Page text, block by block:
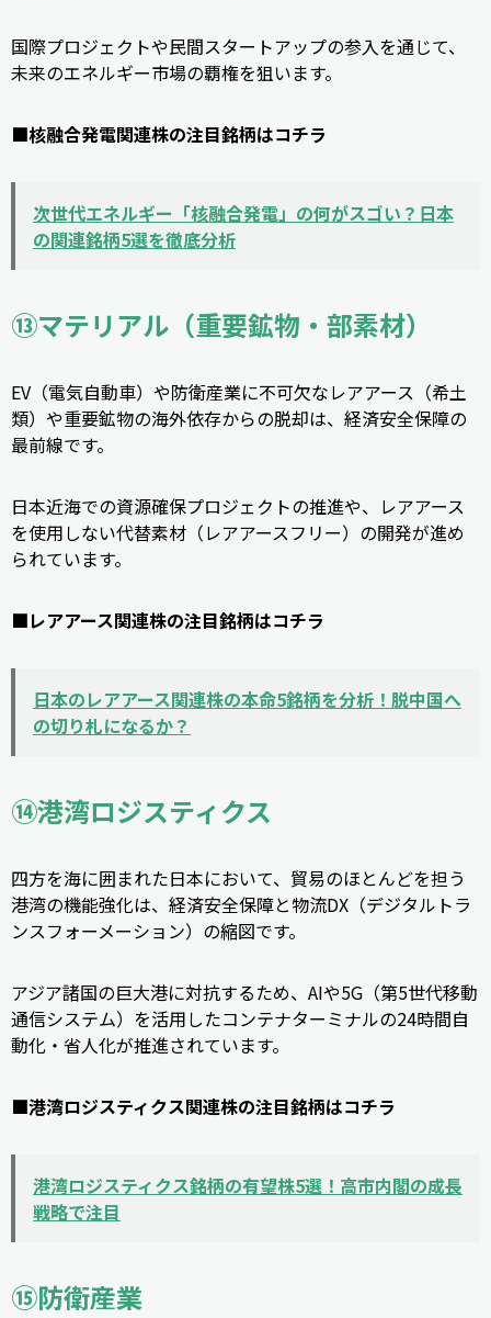
国際プロジェクトや民間スタートアップの参入を通じて、
未来のエネルギー市場の覇権を狙います。
■核融合発電関連株の注目銘柄はコチラ
次世代エネルギー「核融合発電」の何がスゴい？日本
の関連銘柄5選を徹底分析
⑬マテリアル（重要鉱物・部素材）
EV（電気自動車）や防衛産業に不可欠なレアアース（希土
類）や重要鉱物の海外依存からの脱却は、経済安全保障の
最前線です。
日本近海での資源確保プロジェクトの推進や、レアアース
を使用しない代替素材（レアアースフリー）の開発が進め
られています。
■レアアース関連株の注目銘柄はコチラ
日本のレアアース関連株の本命5銘柄を分析！脱中国へ
の切り札になるか？
⑭港湾ロジスティクス
四方を海に囲まれた日本において、貿易のほとんどを担う
港湾の機能強化は、経済安全保障と物流DX（デジタルトラ
ンスフォーメーション）の縮図です。
アジア諸国の巨大港に対抗するため、AIや5G（第5世代移動
通信システム）を活用したコンテナターミナルの24時間自
動化・省人化が推進されています。
■港湾ロジスティクス関連株の注目銘柄はコチラ
港湾ロジスティクス銘柄の有望株5選！高市内閣の成長
戦略で注目
⑮防衛産業